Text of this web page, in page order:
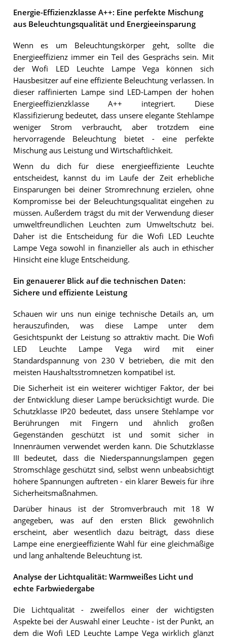
Energie-Effizienzklasse A++: Eine perfekte Mischung
aus Beleuchtungsqualität und Energieeinsparung
Wenn es um Beleuchtungskörper geht, sollte die
Energieeffizienz immer ein Teil des Gesprächs sein. Mit
der Wofi LED Leuchte Lampe Vega können sich
Hausbesitzer auf eine effiziente Beleuchtung verlassen. In
dieser raffinierten Lampe sind LED-Lampen der hohen
Energieeffizienzklasse A++ integriert. Diese
Klassifizierung bedeutet, dass unsere elegante Stehlampe
weniger Strom verbraucht, aber trotzdem eine
hervorragende Beleuchtung bietet - eine perfekte
Mischung aus Leistung und Wirtschaftlichkeit.
Wenn du dich für diese energieeffiziente Leuchte
entscheidest, kannst du im Laufe der Zeit erhebliche
Einsparungen bei deiner Stromrechnung erzielen, ohne
Kompromisse bei der Beleuchtungsqualität eingehen zu
müssen. Außerdem trägst du mit der Verwendung dieser
umweltfreundlichen Leuchten zum Umweltschutz bei.
Daher ist die Entscheidung für die Wofi LED Leuchte
Lampe Vega sowohl in finanzieller als auch in ethischer
Hinsicht eine kluge Entscheidung.
Ein genauerer Blick auf die technischen Daten:
Sichere und effiziente Leistung
Schauen wir uns nun einige technische Details an, um
herauszufinden, was diese Lampe unter dem
Gesichtspunkt der Leistung so attraktiv macht. Die Wofi
LED Leuchte Lampe Vega wird mit einer
Standardspannung von 230 V betrieben, die mit den
meisten Haushaltsstromnetzen kompatibel ist.
Die Sicherheit ist ein weiterer wichtiger Faktor, der bei
der Entwicklung dieser Lampe berücksichtigt wurde. Die
Schutzklasse IP20 bedeutet, dass unsere Stehlampe vor
Berührungen mit Fingern und ähnlich großen
Gegenständen geschützt ist und somit sicher in
Innenräumen verwendet werden kann. Die Schutzklasse
III bedeutet, dass die Niederspannungslampen gegen
Stromschläge geschützt sind, selbst wenn unbeabsichtigt
höhere Spannungen auftreten - ein klarer Beweis für ihre
Sicherheitsmaßnahmen.
Darüber hinaus ist der Stromverbrauch mit 18 W
angegeben, was auf den ersten Blick gewöhnlich
erscheint, aber wesentlich dazu beiträgt, dass diese
Lampe eine energieeffiziente Wahl für eine gleichmäßige
und lang anhaltende Beleuchtung ist.
Analyse der Lichtqualität: Warmweißes Licht und
echte Farbwiedergabe
Die Lichtqualität - zweifellos einer der wichtigsten
Aspekte bei der Auswahl einer Leuchte - ist der Punkt, an
dem die Wofi LED Leuchte Lampe Vega wirklich glänzt